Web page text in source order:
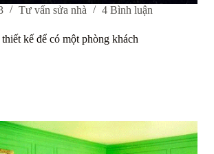
Tư vấn sửa nhà 4 Bình luận
kế để có một phòng khách